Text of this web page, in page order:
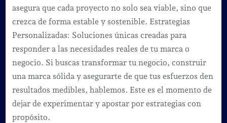
asegura que cada proyecto no solo sea viable, sino que
crezca de forma estable y sostenible. Estrategias
Personalizadas: Soluciones únicas creadas para
responder a las necesidades reales de tu marca o
negocio. Si buscas transformar tu negocio, construir
una marca sólida y asegurarte de que tus esfuerzos den
resultados medibles, hablemos. Este es el momento de
dejar de experimentar y apostar por estrategias con
propósito.